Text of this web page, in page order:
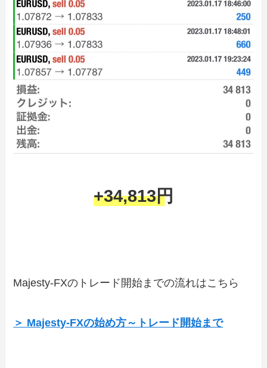
+34,813円
Majesty-FXのトレード開始までの流れはこちら
＞ Majesty-FXの始め方～トレード開始まで